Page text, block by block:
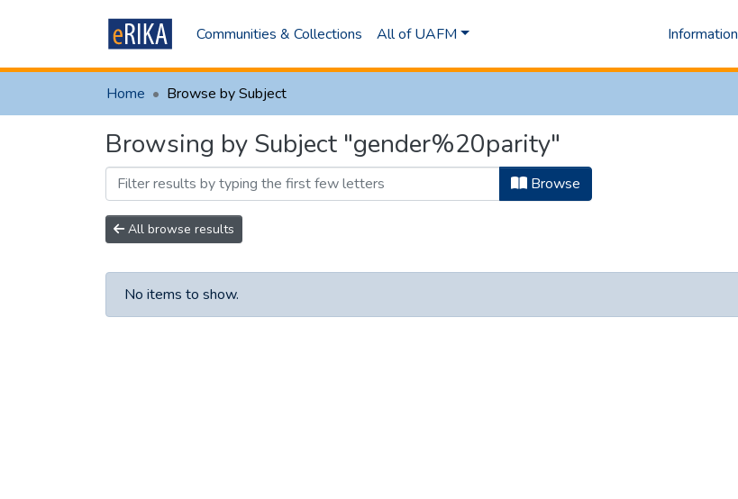
Communities & Collections All of UAFM Information
Home Browse by Subject
Browsing by Subject "gender%20parity"
Browse
All browse results
No items to show.